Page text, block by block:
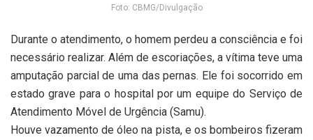
Foto: CBMG/Divulgação
Durante o atendimento, o homem perdeu a consciência e foi
necessário realizar. Além de escoriações, a vítima teve uma
amputação parcial de uma das pernas. Ele foi socorrido em
estado grave para o hospital por um equipe do Serviço de
Atendimento Móvel de Urgência (Samu).
Houve vazamento de óleo na pista, e os bombeiros fizeram